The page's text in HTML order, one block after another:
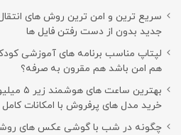
سریع ترین و امن ترین روش های
جدید بدون از دست رفتن فایل ها
لپتاپ مناسب برنامه های آموزشی
هم امن باشد هم مقرون به صرفه؟
بهترین
خرید مدل های پرفروش با امکانات کامل
چگونه در شب با گوشی عکس های